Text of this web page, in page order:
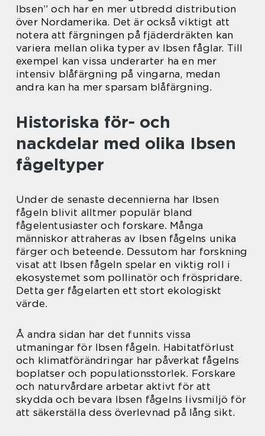
Ibsen” och har en mer utbredd distribution
över Nordamerika. Det är också viktigt att
notera att färgningen på fjäderdräkten kan
variera mellan olika typer av Ibsen fåglar. Till
exempel kan vissa underarter ha en mer
intensiv blåfärgning på vingarna, medan
andra kan ha mer sparsam blåfärgning.
Historiska för- och
nackdelar med olika Ibsen
fågeltyper
Under de senaste decennierna har Ibsen
fågeln blivit alltmer populär bland
fågelentusiaster och forskare. Många
människor attraheras av Ibsen fågelns unika
färger och beteende. Dessutom har forskning
visat att Ibsen fågeln spelar en viktig roll i
ekosystemet som pollinatör och fröspridare.
Detta ger fågelarten ett stort ekologiskt
värde.
Å andra sidan har det funnits vissa
utmaningar för Ibsen fågeln. Habitatförlust
och klimatförändringar har påverkat fågelns
boplatser och populationsstorlek. Forskare
och naturvårdare arbetar aktivt för att
skydda och bevara Ibsen fågelns livsmiljö för
att säkerställa dess överlevnad på lång sikt.